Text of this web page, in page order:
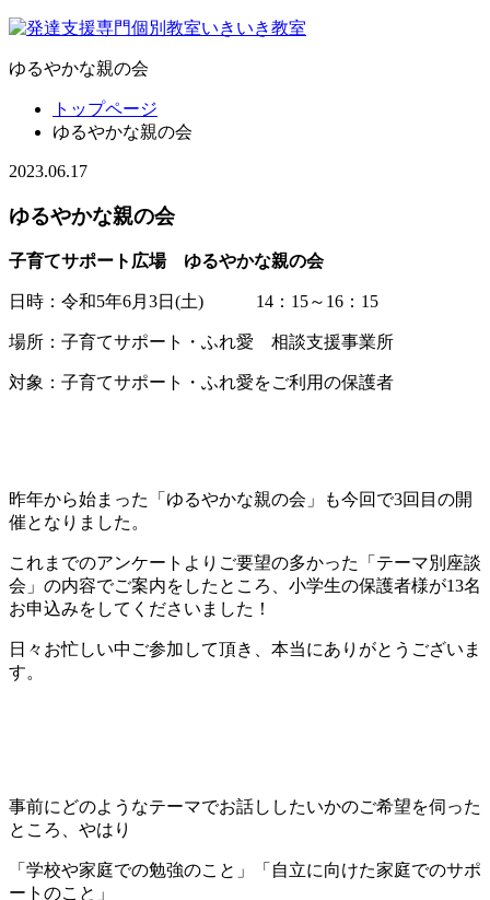
ゆるやかな親の会
トップページ
ゆるやかな親の会
2023.06.17
ゆるやかな親の会
子育てサポート広場 ゆるやかな親の会
日時：令和5年6月3日(土) 14：15～16：15
場所：子育てサポート・ふれ愛 相談支援事業所
対象：子育てサポート・ふれ愛をご利用の保護者
昨年から始まった「ゆるやかな親の会」も今回で3回目の開
催となりました。
これまでのアンケートよりご要望の多かった「テーマ別座談
会」の内容でご案内をしたところ、小学生の保護者様が13名
お申込みをしてくださいました！
日々お忙しい中ご参加して頂き、本当にありがとうございま
す。
事前にどのようなテーマでお話ししたいかのご希望を伺った
ところ、やはり
「学校や家庭での勉強のこと」「自立に向けた家庭でのサポ
ートのこと」